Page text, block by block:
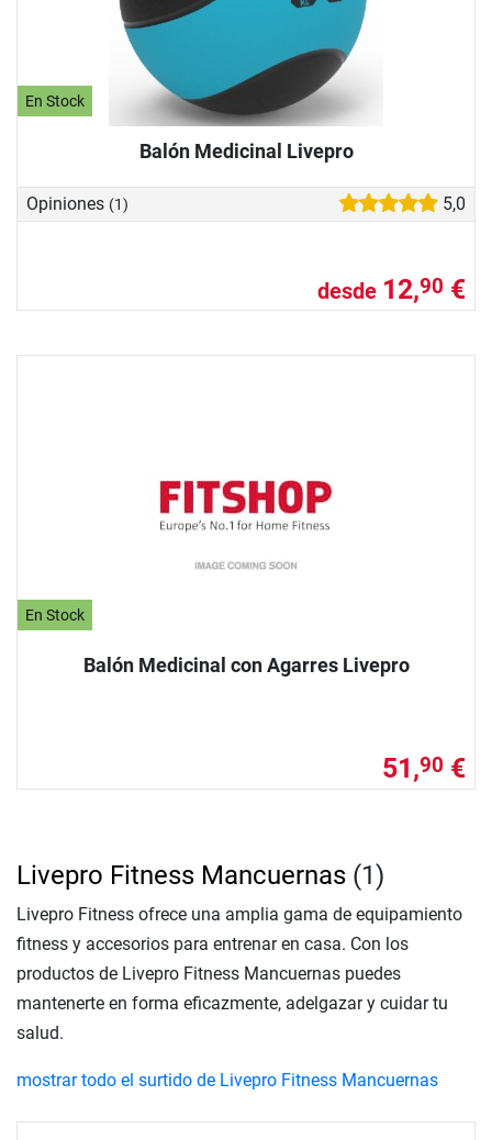
En Stock
Balón Medicinal Livepro
Opiniones (1) 5,0
desde 12,90 €
En Stock
Balón Medicinal con Agarres Livepro
51,90 €
Livepro Fitness Mancuernas (1)
Livepro Fitness ofrece una amplia gama de equipamiento
fitness y accesorios para entrenar en casa. Con los
productos de Livepro Fitness Mancuernas puedes
mantenerte en forma eficazmente, adelgazar y cuidar tu
salud.
mostrar todo el surtido de Livepro Fitness Mancuernas